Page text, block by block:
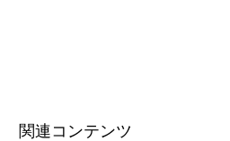
関連コンテンツ